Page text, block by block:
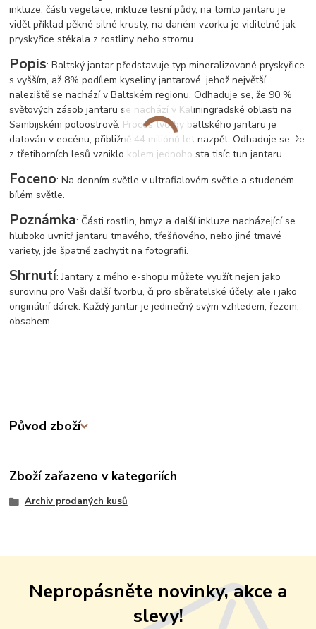
inkluze, části vegetace, inkluze lesní půdy, na tomto jantaru je
vidět příklad pěkné silné krusty, na daném vzorku je viditelné jak
pryskyřice stékala z rostliny nebo stromu.
Popis: Baltský jantar představuje typ mineralizované pryskyřice
s vyšším, až 8% podílem kyseliny jantarové, jehož největší
naleziště se nachází v Baltském regionu. Odhaduje se, že 90 %
světových zásob jantaru se nachází v Kaliningradské oblasti na
Sambijském poloostrově. Proces tvorby baltského jantaru je
datován v eocénu, přibližně 44 miliónů let nazpět. Odhaduje se, že
z třetihorních lesů vzniklo kolem jednoho sta tisíc tun jantaru.
Foceno: Na denním světle v ultrafialovém světle a studeném
bílém světle.
Poznámka: Části rostlin, hmyz a další inkluze nacházející se
hluboko uvnitř jantaru tmavého, třešňového, nebo jiné tmavé
variety, jde špatně zachytit na fotografii.
Shrnutí: Jantary z mého e-shopu můžete využít nejen jako
surovinu pro Vaši další tvorbu, či pro sběratelské účely, ale i jako
originální dárek. Každý jantar je jedinečný svým vzhledem, řezem,
obsahem.
Původ zboží
Zboží zařazeno v kategoriích
Archiv prodaných kusů
Nepropásněte novinky, akce a
slevy!